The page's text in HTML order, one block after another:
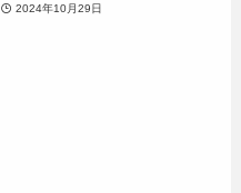
2024年10月29日